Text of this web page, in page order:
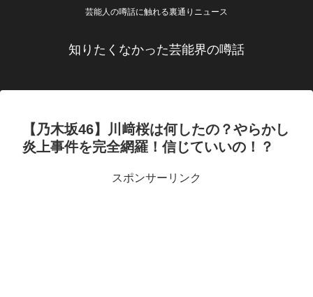
芸能人の噂話に触れる裏通りニュース
知りたくなかった芸能界の噂話
【乃木坂46】川﨑桜は何したの？やらかし
炎上事件を完全網羅！信じていいの！？
スポンサーリンク